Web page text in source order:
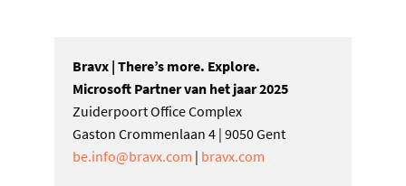
Bravx | There’s more. Explore.
Microsoft Partner van het jaar 2025
Zuiderpoort Office Complex
Gaston Crommenlaan 4 | 9050 Gent
be.info@bravx.com | bravx.com